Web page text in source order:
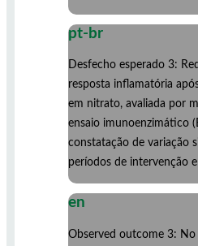
pt-br
Desfecho esperado 3:
resposta inflamatória
em nitrato, avaliada por
ensaio imunoenzimático
constatação de variação
períodos de intervenção
en
Observed outcome 3: